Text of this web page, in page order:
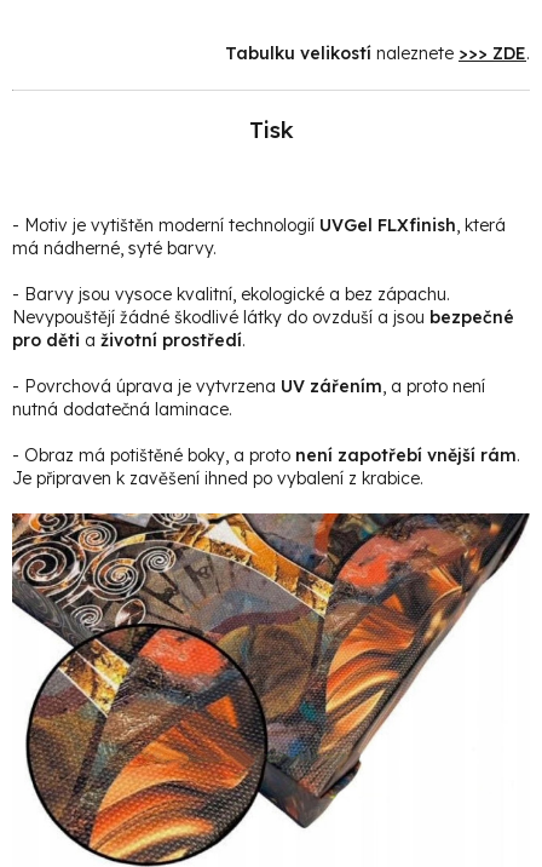
Tabulku velikostí naleznete >>> ZDE.
Tisk
- Motiv je vytištěn moderní technologií UVGel FLXfinish, která
má nádherné, syté barvy.
- Barvy jsou vysoce kvalitní, ekologické a bez zápachu.
Nevypouštějí žádné škodlivé látky do ovzduší a jsou bezpečné
pro děti a životní prostředí.
- Povrchová úprava je vytvrzena UV zářením, a proto není
nutná dodatečná laminace.
- Obraz má potištěné boky, a proto není zapotřebí vnější rám.
Je připraven k zavěšení ihned po vybalení z krabice.